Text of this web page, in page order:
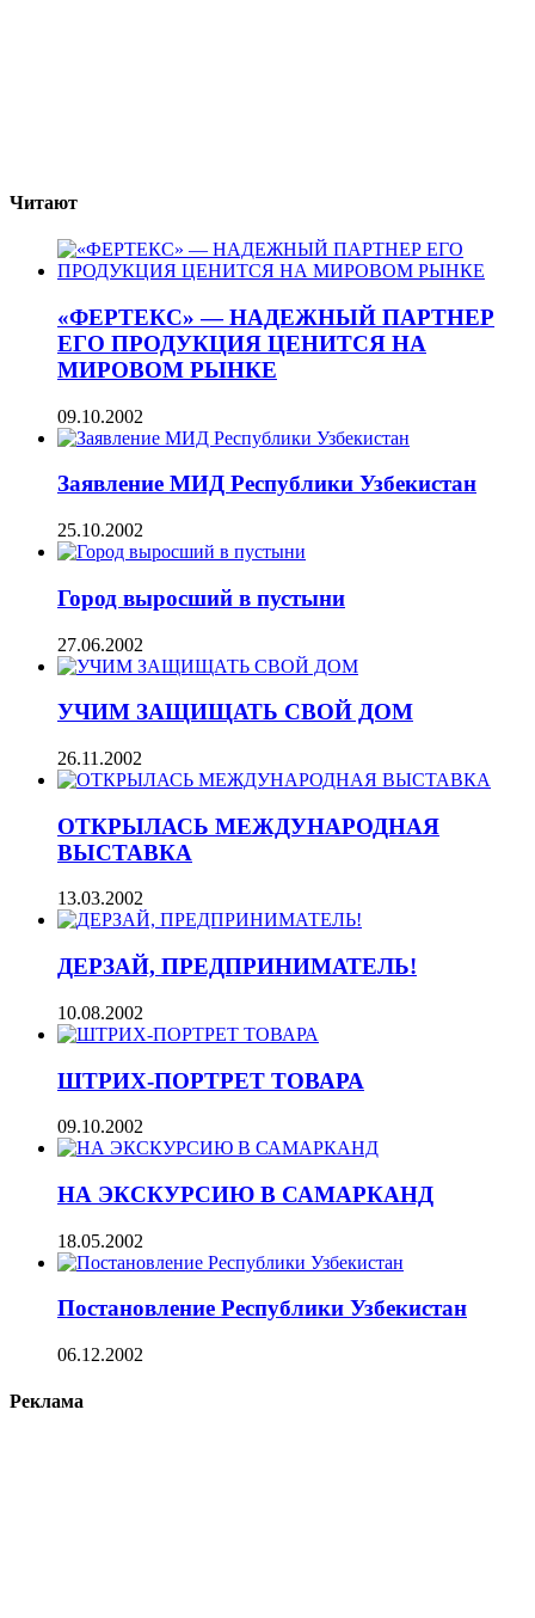
Читают
«ФЕРТЕКС» — НАДЕЖНЫЙ ПАРТНЕР
ЕГО ПРОДУКЦИЯ ЦЕНИТСЯ НА
МИРОВОМ РЫНКЕ
09.10.2002
Заявление МИД Республики Узбекистан
25.10.2002
Город выросший в пустыни
27.06.2002
УЧИМ ЗАЩИЩАТЬ СВОЙ ДОМ
26.11.2002
ОТКРЫЛАСЬ МЕЖДУНАРОДНАЯ
ВЫСТАВКА
13.03.2002
ДЕРЗАЙ, ПРЕДПРИНИМАТЕЛЬ!
10.08.2002
ШТРИХ-ПОРТРЕТ ТОВАРА
09.10.2002
НА ЭКСКУРСИЮ В САМАРКАНД
18.05.2002
Постановление Республики Узбекистан
06.12.2002
Реклама